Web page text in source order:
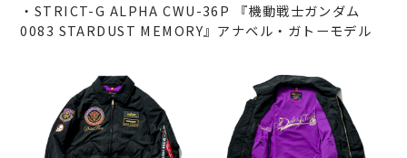
・STRICT-G ALPHA CWU-36P 『機動戦士ガンダム
0083 STARDUST MEMORY』アナベル・ガトーモデル